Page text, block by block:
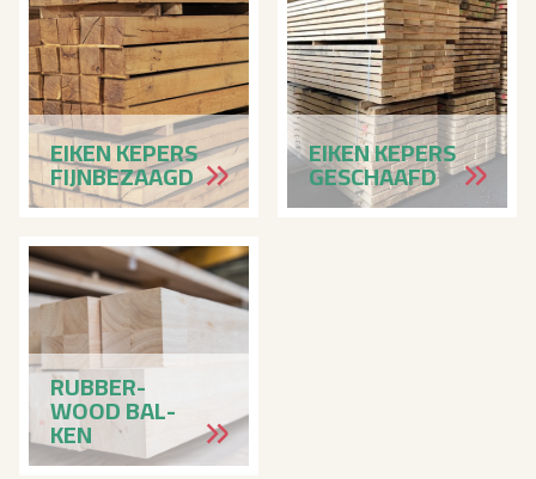
EIKEN KE­PERS
FIJN­BE­ZAAGD
EIKEN KE­PERS
GE­SCHAAFD
RUB­BER­
WOOD BAL­
KEN